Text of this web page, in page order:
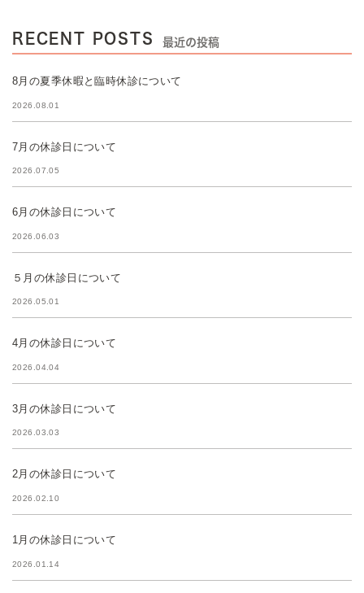
RECENT POSTS 最近の投稿
8月の夏季休暇と臨時休診について
2026.08.01
7月の休診日について
2026.07.05
6月の休診日について
2026.06.03
５月の休診日について
2026.05.01
4月の休診日について
2026.04.04
3月の休診日について
2026.03.03
2月の休診日について
2026.02.10
1月の休診日について
2026.01.14